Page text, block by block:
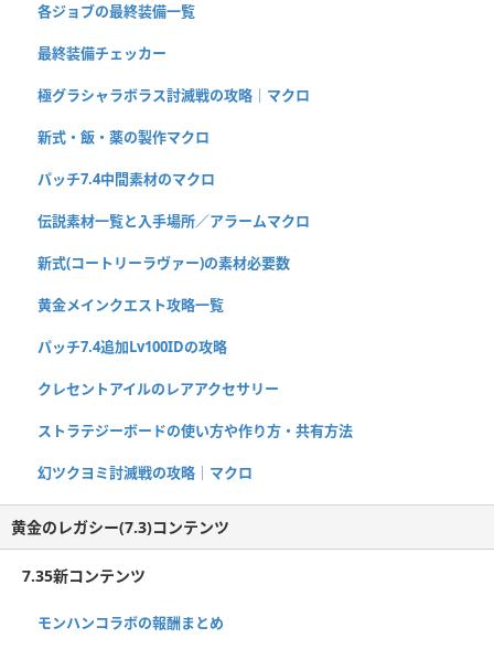
各ジョブの最終装備一覧
最終装備チェッカー
極グラシャラボラス討滅戦の攻略｜マクロ
新式・飯・薬の製作マクロ
パッチ7.4中間素材のマクロ
伝説素材一覧と入手場所／アラームマクロ
新式(コートリーラヴァー)の素材必要数
黄金メインクエスト攻略一覧
パッチ7.4追加Lv100IDの攻略
クレセントアイルのレアアクセサリー
ストラテジーボードの使い方や作り方・共有方法
幻ツクヨミ討滅戦の攻略｜マクロ
黄金のレガシー(7.3)コンテンツ
7.35新コンテンツ
モンハンコラボの報酬まとめ